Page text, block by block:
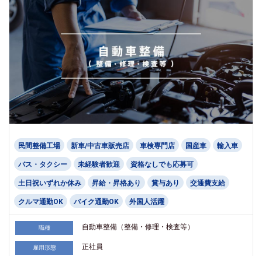
民間整備工場 新車/中古車販売店 車検専門店 国産車 輸入車
バス・タクシー 未経験者歓迎 資格なしでも応募可
土日祝いずれか休み 昇給・昇格あり 賞与あり 交通費支給
クルマ通勤OK バイク通勤OK 外国人活躍
職種 自動車整備（整備・修理・検査等）
雇用形態 正社員